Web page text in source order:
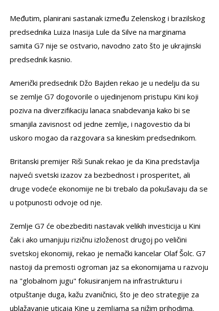
Međutim, planirani sastanak između Zelenskog i brazilskog
predsednika Luiza Inasija Lule da Silve na marginama
samita G7 nije se ostvario, navodno zato što je ukrajinski
predsednik kasnio.
Američki predsednik Džo Bajden rekao je u nedelju da su
se zemlje G7 dogovorile o ujedinjenom pristupu Kini koji
poziva na diverzifikaciju lanaca snabdevanja kako bi se
smanjila zavisnost od jedne zemlje, i nagovestio da bi
uskoro mogao da razgovara sa kineskim predsednikom.
Britanski premijer Riši Sunak rekao je da Kina predstavlja
najveći svetski izazov za bezbednost i prosperitet, ali
druge vodeće ekonomije ne bi trebalo da pokušavaju da se
u potpunosti odvoje od nje.
Zemlje G7 će obezbediti nastavak velikih investicija u Kini
čak i ako umanjuju rizičnu izloženost drugoj po veličini
svetskoj ekonomiji, rekao je nemački kancelar Olaf Šolc. G7
nastoji da premosti ogroman jaz sa ekonomijama u razvoju
na "globalnom jugu" fokusiranjem na infrastrukturu i
otpuštanje duga, kažu zvaničnici, što je deo strategije za
ublažavanje uticaja Kine u zemljama sa nižim prihodima.